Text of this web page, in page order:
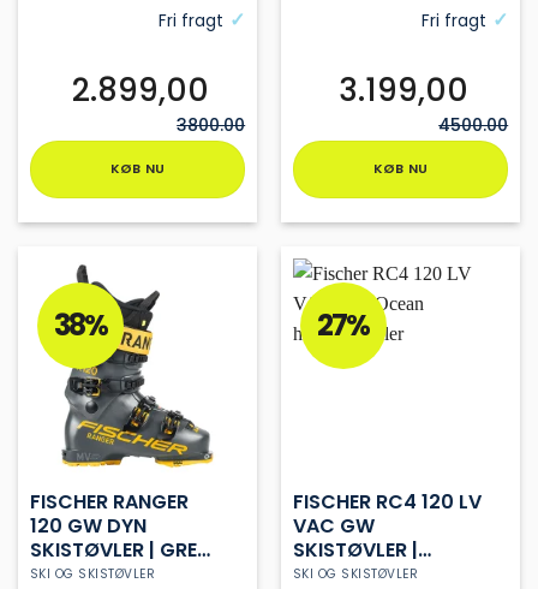
Fri fragt
KØB NU
flere
varianter.
Mulighederne
kan
vælges
på
varesiden
3800.00
2.899,00
Fri fragt
KØB NU
flere
varianter.
Mulighederne
4500.00
3.199,00
38%
SKI OG SKISTØVLER
FISCHER RANGER
120 GW DYN
SKISTØVLER | GREY |
HERRE | MV
27%
SKI OG SKISTØVLER
FISCHER RC4 120 LV
VAC GW
SKISTØVLER |
OCEAN | HERRE | LV